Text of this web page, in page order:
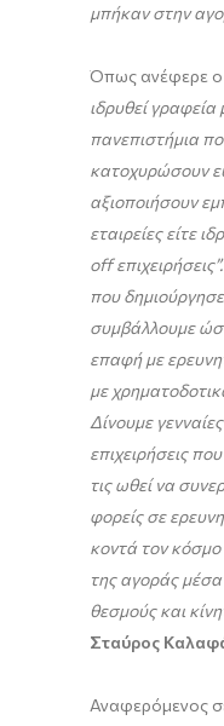
μπήκαν στην
Όπως ανέφερε ο
ιδρυθεί
πανεπιστήμια
κατοχυρώσουν
αξιοποιήσουν
εταιρείες είτε
off
που
συμβάλλουμε
επαφή με
με
Δίνουμε γενναίες
επιχειρήσεις
τις ωθεί να
φορείς σε
κοντά τον
της αγοράς
θεσμούς και
Σταύρος
Αναφερόμενος